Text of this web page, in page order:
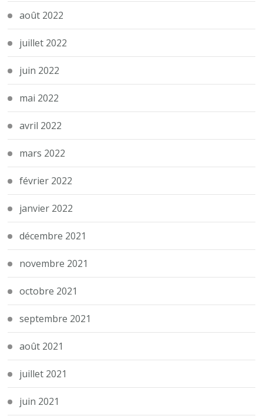
août 2022
juillet 2022
juin 2022
mai 2022
avril 2022
mars 2022
février 2022
janvier 2022
décembre 2021
novembre 2021
octobre 2021
septembre 2021
août 2021
juillet 2021
juin 2021